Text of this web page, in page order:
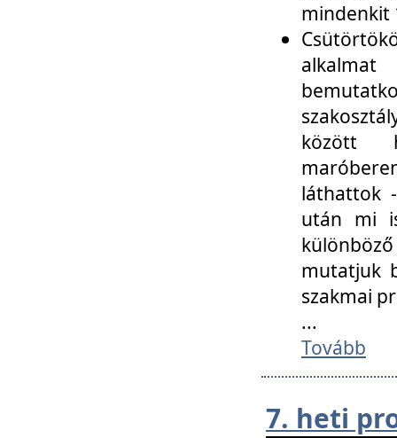
mindenkit
között
láthattok
után mi
mutatjuk
szakmai
...
Tovább
7. heti